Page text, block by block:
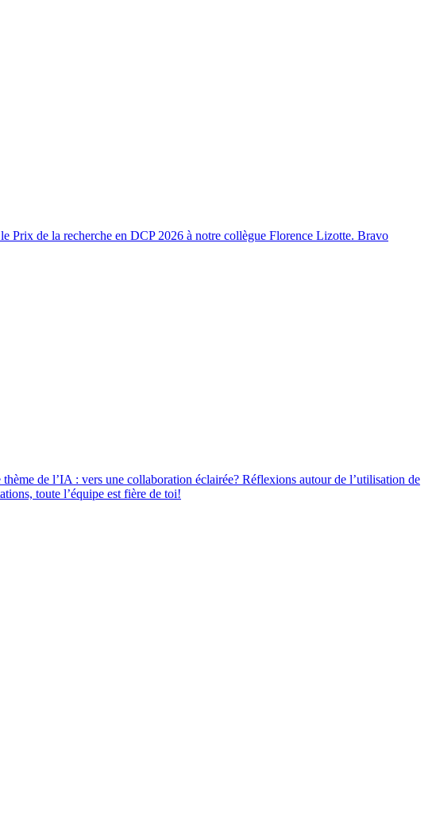
Prix de la recherche en DCP 2026 à notre collègue Florence Lizotte. Bravo
de l’IA : vers une collaboration éclairée? Réflexions autour de l’utilisation de
toute l’équipe est fière de toi!